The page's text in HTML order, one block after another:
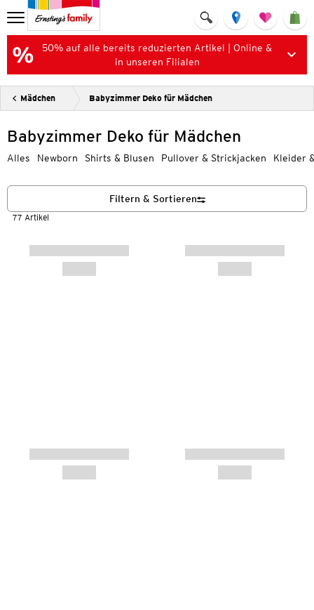
50% auf alle bereits reduzierten Artikel | Online &
in unseren Filialen
Mädchen Babyzimmer Deko für Mädchen
Babyzimmer Deko für Mädchen
Alles Newborn Shirts & Blusen Pullover & Strickjacken Kleider
77 Artikel
Filtern & Sortieren